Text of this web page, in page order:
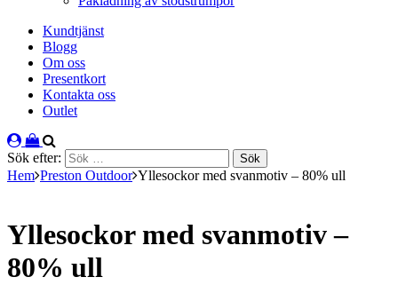
Kundtjänst
Blogg
Om oss
Presentkort
Kontakta oss
Outlet
Sök efter:
Hem Preston Outdoor Yllesockor med svanmotiv – 80% ull
Yllesockor med svanmotiv –
80% ull